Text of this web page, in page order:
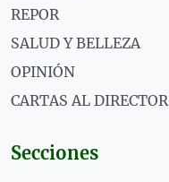
REPOR
SALUD Y BELLEZA
OPINIÓN
CARTAS AL DIRECTOR
Secciones